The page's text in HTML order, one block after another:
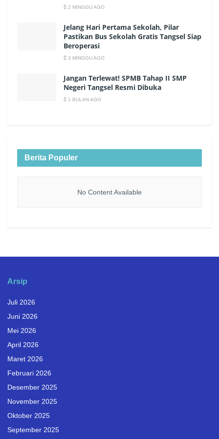
2 MINGGU AGO
Jelang Hari Pertama Sekolah, Pilar
Pastikan Bus Sekolah Gratis Tangsel Siap
Beroperasi
3 MINGGU AGO
Jangan Terlewat! SPMB Tahap II SMP
Negeri Tangsel Resmi Dibuka
1 BULAN AGO
Berita Populer
No Content Available
Arsip
Juli 2026
Juni 2026
Mei 2026
April 2026
Maret 2026
Februari 2026
Desember 2025
November 2025
Oktober 2025
September 2025